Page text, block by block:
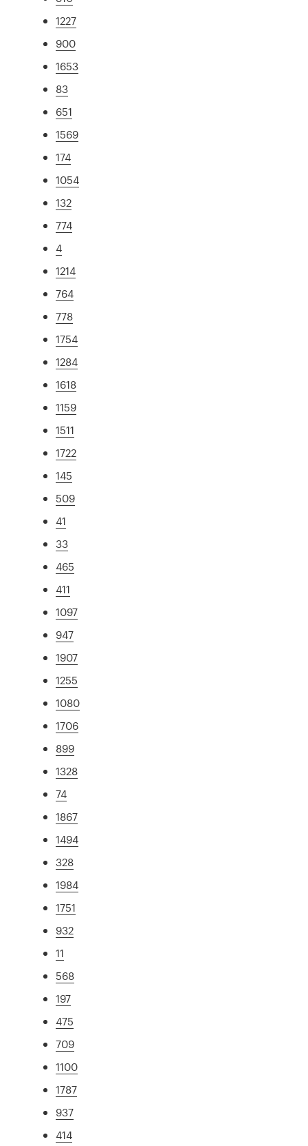
1227
900
1653
83
651
1569
174
1054
132
774
4
1214
764
778
1754
1284
1618
1159
1511
1722
145
509
41
33
465
411
1097
947
1907
1255
1080
1706
899
1328
74
1867
1494
328
1984
1751
932
11
568
197
475
709
1100
1787
937
414